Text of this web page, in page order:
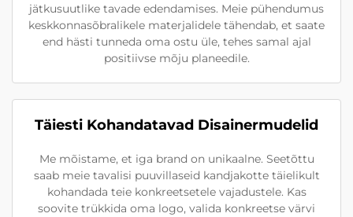
jätkusuutlike tavade edendamises. Meie pühendumus
keskkonnasõbralikele materjalidele tähendab, et saate
end hästi tunneda oma ostu üle, tehes samal ajal
positiivse mõju planeedile.
Täiesti Kohandatavad Disainermudelid
Me mõistame, et iga brand on unikaalne. Seetõttu
saab meie tavalisi puuvillaseid kandjakotte täielikult
kohandada teie konkreetsetele vajadustele. Kas
soovite trükkida oma logo, valida konkreetse värvi